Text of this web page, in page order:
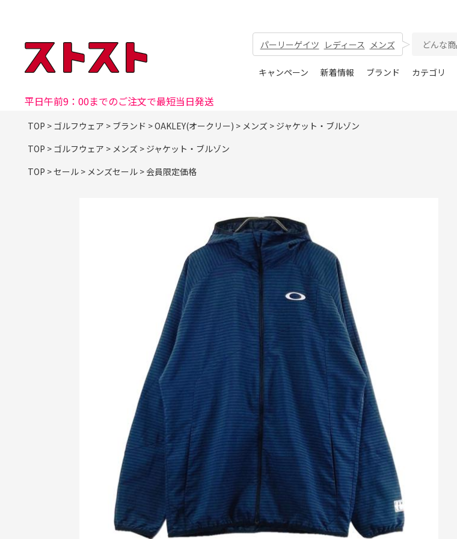
パーリーゲイツ レディース メンズ
キャンペーン 新着情報 ブランド カテゴリ
平日午前9：00までのご注文で最短当日発送
TOP > ゴルフウェア > ブランド >OAKLEY(オークリー) > メンズ > ジャケット・ブルゾン
TOP > ゴルフウェア > メンズ > ジャケット・ブルゾン
TOP >セール > メンズセール > 会員限定価格